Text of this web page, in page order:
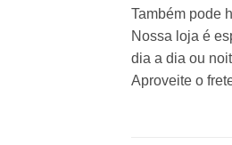
Também pode
Nossa loja é
dia a dia ou
Aproveite o